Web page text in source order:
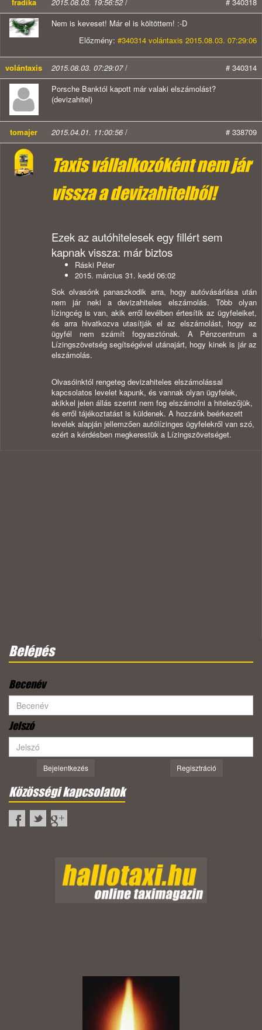
Nem is keveset! Már el is költöttem! :-D
Előzmény: #340314 volántaxis 2015.08.03. 07:29:06
volántaxis 2015.08.03. 07:29:07/
# 340314
Porsche Banktól kapott már valaki elszámolást?
(devizahitel)
tomajer 2015.04.01. 11:00:56/ # 338709
Taxis vállalkozóként nem jár
vissza a devizahitelből!
Ezek az autóhitelesek egy fillért sem
kapnak vissza: már biztos
Ráski Péter
2015. március 31. kedd 06:02
Sok olvasónk panaszkodik arra, hogy autóvásárlása után
nem jár neki a devizahiteles elszámolás. Több olyan
lízingcég is van, akik erről levélben értesítik az ügyfeleiket,
és arra hivatkozva utasítják el az elszámolást, hogy az
ügyfél nem számít fogyasztónak. A Pénzcentrum a
Lízingszövetség segítségével utánajárt, hogy kinek is jár az
elszámolás.
Olvasóinktól rengeteg devizahiteles elszámolással
kapcsolatos levelet kapunk, és vannak olyan ügyfelek,
akikkel jelen állás szerint nem fog elszámolni a hitelezőjük,
és erről tájékoztatást is küldenek. A hozzánk beérkezett
levelek alapján jellemzően autólízinges ügyfelekről van szó,
ezért a kérdésben megkerestük a Lízingszövetséget.
Belépés
Becenév
Jelszó
Bejelentkezés Regisztráció
Közösségi kapcsolatok